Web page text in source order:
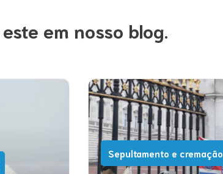
em nosso blog.
Sepultamento e cremação